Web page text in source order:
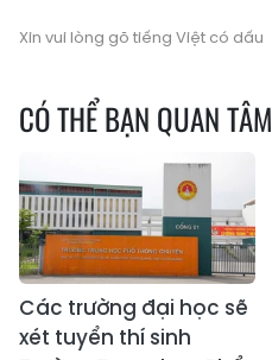
Xin vui lòng gõ tiếng Việt có dấu
CÓ THỂ BẠN QUAN TÂM
Các trường đại học sẽ
xét tuyển thí sinh